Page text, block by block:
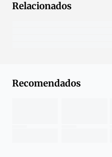
Relacionados
Recomendados